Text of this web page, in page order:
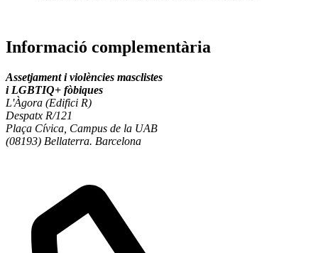
Informació complementària
Assetjament i violències masclistes
i LGBTIQ+ fòbiques
L'Àgora (Edifici R)
Despatx R/121
Plaça Cívica, Campus de la UAB
(08193) Bellaterra. Barcelona